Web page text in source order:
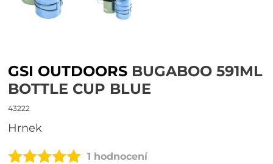
GSI OUTDOORS BUGABOO 591ML
BOTTLE CUP BLUE
43222
hrnek
1 hodnocení